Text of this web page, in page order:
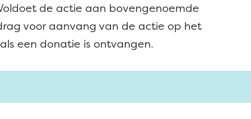
de actie aan bovengenoemde
voor aanvang van de actie op het
een donatie is ontvangen.